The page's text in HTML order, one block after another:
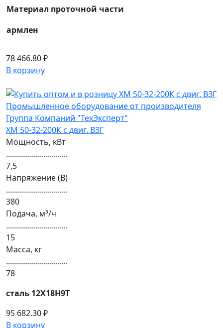
Материал проточной части
армлен
78 466.80 ₽
В корзину
ХМ 50-32-200К с двиг. ВЗГ
Мощность, кВт
...............................
7,5
Напряжение (В)
...............................
380
Подача, м³/ч
...............................
15
Масса, кг
...............................
78
сталь 12Х18Н9Т
95 682.30 ₽
В корзину